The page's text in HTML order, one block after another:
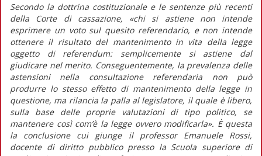
Secondo la dottrina costituzionale e le sentenze più recenti
della Corte di cassazione, «chi si astiene non intende
esprimere un voto sul quesito referendario, e non intende
ottenere il risultato del mantenimento in vita della legge
oggetto di referendum: semplicemente si astiene dal
giudicare nel merito. Conseguentemente, la prevalenza delle
astensioni nella consultazione referendaria non può
produrre lo stesso effetto di mantenimento della legge in
questione, ma rilancia la palla al legislatore, il quale è libero,
sulla base delle proprie valutazioni di tipo politico, se
mantenere così com’è la legge ovvero modificarla». È questa
la conclusione cui giunge il professor Emanuele Rossi,
docente di diritto pubblico presso la Scuola superiore di